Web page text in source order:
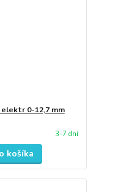
0-12,7 mm
3-7 dní
košíka